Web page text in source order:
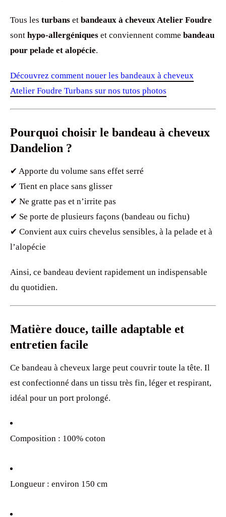
Tous les turbans et bandeaux à cheveux Atelier Foudre
sont hypo-allergéniques et conviennent comme bandeau
pour pelade et alopécie.
Découvrez comment nouer les bandeaux à cheveux
Atelier Foudre Turbans sur nos tutos photos
Pourquoi choisir le bandeau à cheveux
Dandelion ?
✔ Apporte du volume sans effet serré
✔ Tient en place sans glisser
✔ Ne gratte pas et n’irrite pas
✔ Se porte de plusieurs façons (bandeau ou fichu)
✔ Convient aux cuirs chevelus sensibles, à la pelade et à
l’alopécie
Ainsi, ce bandeau devient rapidement un indispensable
du quotidien.
Matière douce, taille adaptable et
entretien facile
Ce bandeau à cheveux large peut couvrir toute la tête. Il
est confectionné dans un tissu très fin, léger et respirant,
idéal pour un port prolongé.
Composition : 100% coton
Longueur : environ 150 cm